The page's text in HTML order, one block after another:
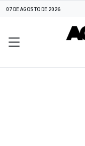
07 DE AGOSTO DE 2026